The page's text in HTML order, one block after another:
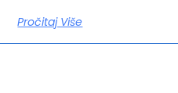
Pročitaj Više